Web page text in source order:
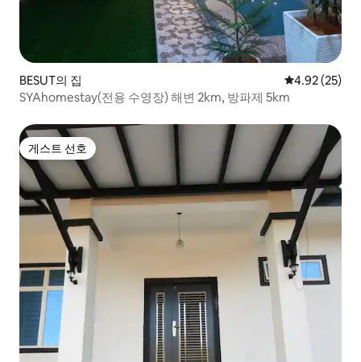
BESUT의 집 평점 4.92점(5
4.92 (25)
SYAhomestay(전용 수영장) 해변 2km, 방파제 5km
게스트 선호
게스트 선호